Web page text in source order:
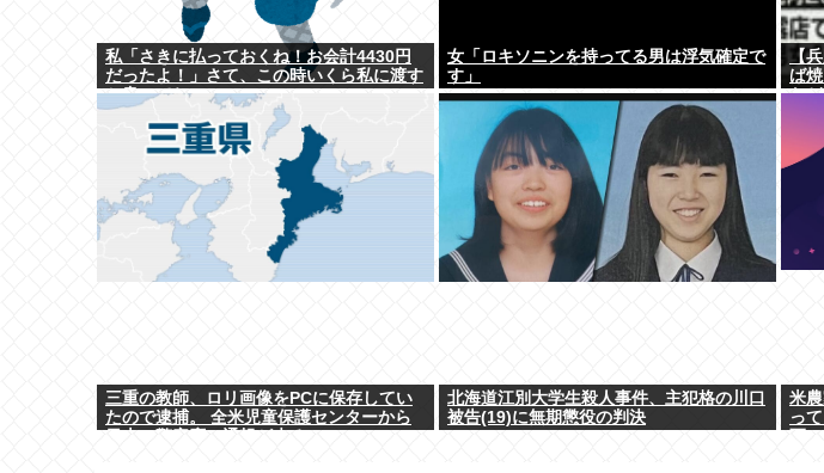
私「さきに払っておくね！お会計4430円
だったよ！」さて、この時いくら私に渡す
か書いてね
女「ロキソニンを持ってる男は浮気確定で
す」
【
ば
な
三重の教師、ロリ画像をPCに保存してい
たので逮捕。 全米児童保護センターから
北海道江別大学生殺人事件、主犯格の川口
被告(19)に無期懲役の判決
米
っ